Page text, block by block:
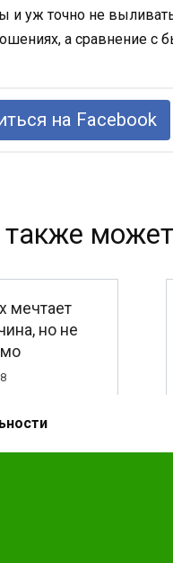
и уж точно не
а сравнение с
на Facebook
мечтает
но не